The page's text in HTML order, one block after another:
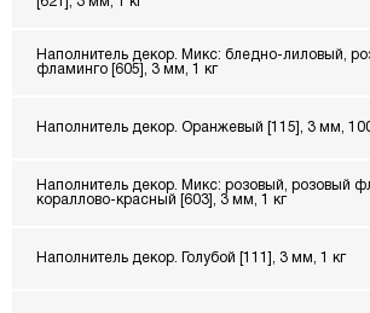
Наполнитель декор. Микс: бледно-лиловый,
фламинго [605], 3 мм, 1 кг
Наполнитель декор. Оранжевый [115], 3 мм,
Наполнитель декор. Микс: розовый, розовый
кораллово-красный [603], 3 мм, 1 кг
Наполнитель декор. Голубой [111], 3 мм, 1 кг